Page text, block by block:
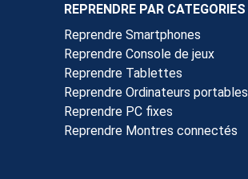
REPRENDRE PAR CATEGORIES
Reprendre Smartphones
Reprendre Console de jeux
Reprendre Tablettes
Reprendre Ordinateurs portables
Reprendre PC fixes
Reprendre Montres connectés